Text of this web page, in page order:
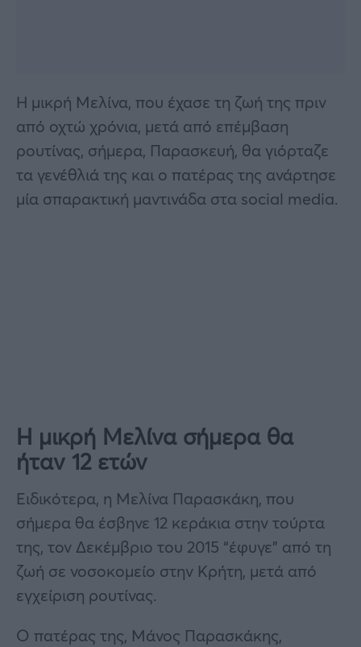
Η μικρή Μελίνα, που έχασε τη ζωή της πριν
από οχτώ χρόνια, μετά από επέμβαση
ρουτίνας, σήμερα, Παρασκευή, θα γιόρταζε
τα γενέθλιά της και ο πατέρας της ανάρτησε
μία σπαρακτική μαντινάδα στα social media.
Η μικρή Μελίνα σήμερα θα
ήταν 12 ετών
Ειδικότερα, η Μελίνα Παρασκάκη, που
σήμερα θα έσβηνε 12 κεράκια στην τούρτα
της, τον Δεκέμβριο του 2015 “έφυγε” από τη
ζωή σε νοσοκομείο στην Κρήτη, μετά από
εγχείριση ρουτίνας.
Ο πατέρας της, Μάνος Παρασκάκης,